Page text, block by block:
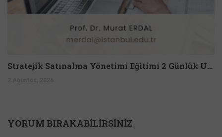
Stratejik Satınalma Yönetimi Eğitimi 2 Günlük Uzmanlık Programı
YORUM BIRAKABILIRSINIZ